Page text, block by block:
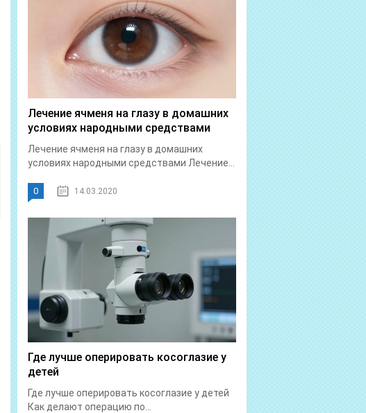
Лечение ячменя на глазу в домашних
условиях народными средствами
Лечение ячменя на глазу в домашних
условиях народными средствами Лечение...
0 14.03.2020
Где лучше оперировать косоглазие у
детей
Где лучше оперировать косоглазие у детей
Как делают операцию по...